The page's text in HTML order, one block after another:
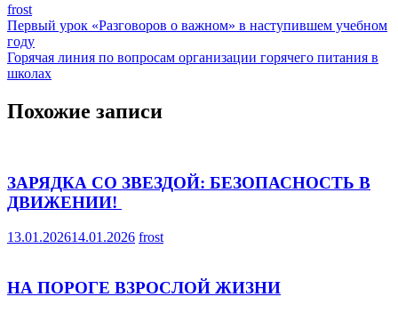
frost
Навигация
по
записям
Первый урок «Разговоров о важном» в наступившем учебном
году
Горячая линия по вопросам организации горячего питания в
школах
Похожие записи
ЗАРЯДКА СО ЗВЕЗДОЙ: БЕЗОПАСНОСТЬ В
ДВИЖЕНИИ! ‍
13.01.202614.01.2026 frost
НА ПОРОГЕ ВЗРОСЛОЙ ЖИЗНИ